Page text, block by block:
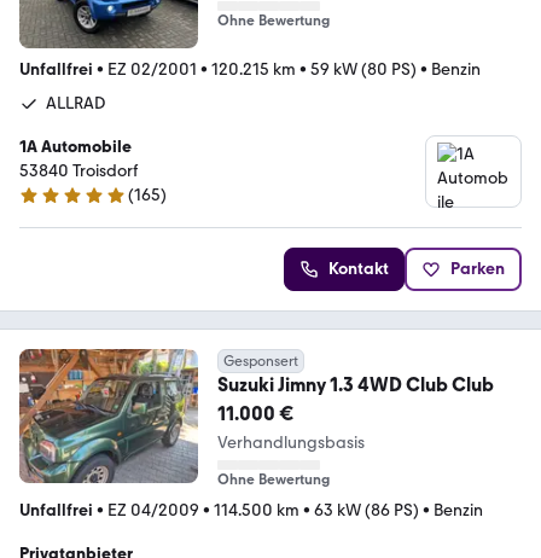
Ohne Bewertung
Unfallfrei • EZ 02/2001 • 120.215 km • 59 kW (80 PS) • Benzin
ALLRAD
1A Automobile
53840 Troisdorf
4.8 Sterne
(165)
Kontakt Parken
Gesponsert
Suzuki Jimny 1.3 4WD Club Club
11.000 €
Verhandlungsbasis
Ohne Bewertung
Unfallfrei • EZ 04/2009 • 114.500 km • 63 kW (86 PS) • Benzin